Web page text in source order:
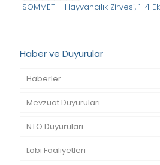
SOMMET – Hayvancılık Zirvesi, 1-4
Haber ve Duyurular
Haberler
Mevzuat Duyuruları
NTO Duyuruları
Lobi Faaliyetleri